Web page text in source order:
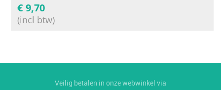
€ 9,70
(incl btw)
Veilig betalen in onze webwinkel via